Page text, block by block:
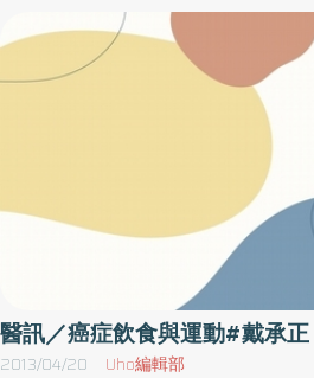
婦女發生144人為最高，衛生署也指出
日益嚴重，依據97年癌症登記及99年
診斷罹患乳癌及1706人死於乳癌，也就
斷罹患乳癌及5名婦女死於乳癌。所以
會」，將邀請北醫大血液腫瘤科主任
神科鐘國軒醫師，說明乳癌標靶治療
癌症治療效果更好。活動請事先報名
項目規則流程名額地點辦法等以主辦
本活動前請先洽詢主辦單位再做確認
請自備喝水容器。名稱：抗癌座談會
午13：30地點：神旺大飯店（台北大
詢：02- 02-2737 2181轉3903北醫大附
醫訊／癌症飲食與運動#戴承正
2013/04/20 Uho編輯部